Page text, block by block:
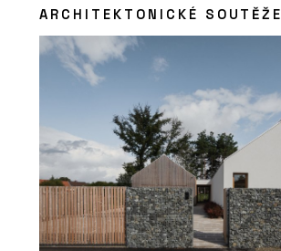
ARCHITEKTONICKÉ SOUTĚŽE